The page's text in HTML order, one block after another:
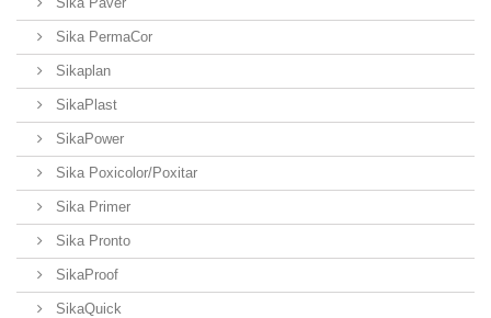
Sika PermaCor
Sikaplan
SikaPlast
SikaPower
Sika Poxicolor/Poxitar
Sika Primer
Sika Pronto
SikaProof
SikaQuick